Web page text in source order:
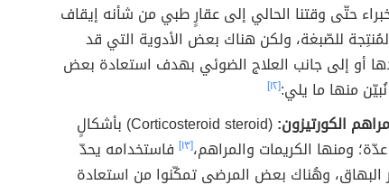
حتّى وقتنا الحالي إلى عقارٍ طبي من شأنه إيقاف
للصّبغة، ولكن هناك بعض الأدوية التي قد
أو إلى جانب العلاج الضوئي بهدف استعادة بعض
منها ما يلي:[١٢]
الكورتيزون:
(Corticosteroid steroid) بأشكالٍ
ومنها الكريمات والمراهم،[١٣]
فاستخدامه يحدّ
البهاق، وهُناك بعض المرضى تمكّنوا من استعادة